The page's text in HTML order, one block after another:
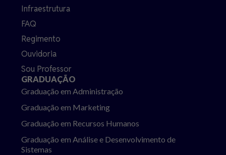
Infraestrutura
FAQ
Regimento
Ouvidoria
Sou Professor
GRADUAÇÃO
Graduação em Administração
Graduação em Marketing
Graduação em Recursos Humanos
Graduação em Análise e Desenvolvimento de
Sistemas